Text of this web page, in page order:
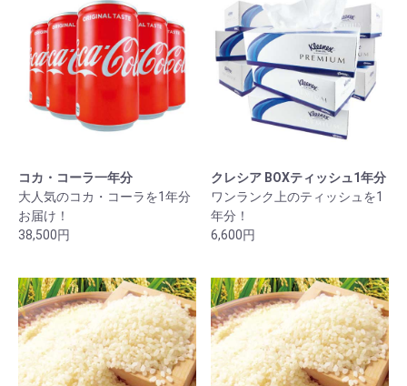
コカ・コーラ一年分
大人気のコカ・コーラを1年分
お届け！
38,500円
クレシア BOXティッシュ1年分
ワンランク上のティッシュを1
年分！
6,600円